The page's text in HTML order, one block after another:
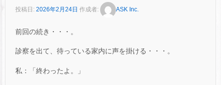
投稿日: 2026年2月24日 作成者: ASK Inc.
前回の続き・・・。
診察を出て、待っている家内に声を掛ける・・・。
私：「終わったよ。」